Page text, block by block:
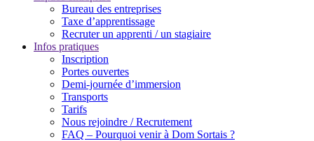
Bureau des entreprises
Taxe d’apprentissage
Recruter un apprenti / un stagiaire
Infos pratiques
Inscription
Portes ouvertes
Demi-journée d’immersion
Transports
Tarifs
Nous rejoindre / Recrutement
FAQ – Pourquoi venir à Dom Sortais ?